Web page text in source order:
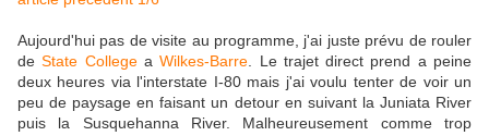
Aujourd'hui pas de visite au programme, j'ai juste prévu de rouler
deState CollegeaWilkes-Barre . Le trajet direct prend a peine
deux heures via l'interstate I-80 mais j'ai voulu tenter de voir un
peu de paysage en faisant un detour en suivant la Juniata River
puis la Susquehanna River. Malheureusement comme trop